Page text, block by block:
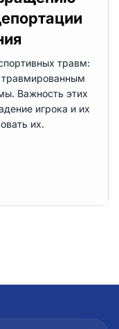
травм:
травмированным
Важность этих
игрока и их
их.